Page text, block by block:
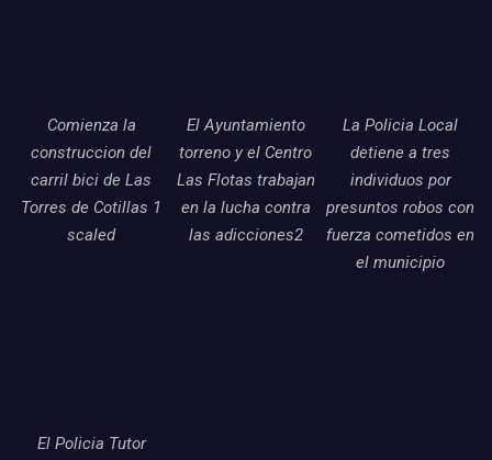
Comienza la
construccion del
carril bici de Las
Torres de Cotillas 1
scaled
El Ayuntamiento
torreno y el Centro
Las Flotas trabajan
en la lucha contra
las adicciones2
La Policia Local
detiene a tres
individuos por
presuntos robos con
fuerza cometidos en
el municipio
El Policia Tutor